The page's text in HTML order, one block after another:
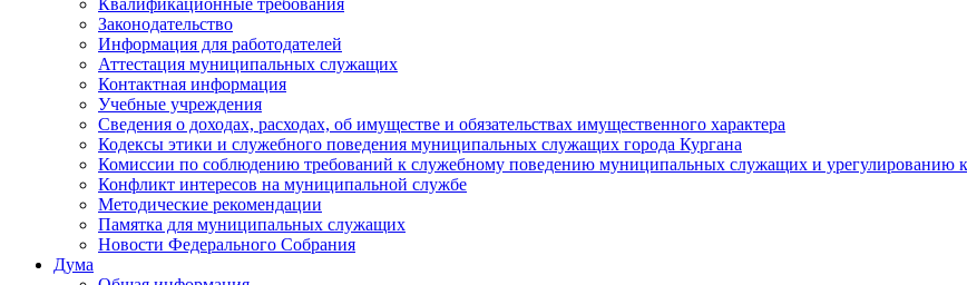
Квалификационные требования
Законодательство
Информация для работодателей
Аттестация муниципальных служащих
Контактная информация
Учебные учреждения
Сведения о доходах, расходах, об имуществе и обязательствах имущественного характера
Кодексы этики и служебного поведения муниципальных служащих города Кургана
Комиссии по соблюдению требований к служебному поведению муниципальных служащих и урегулированию
Конфликт интересов на муниципальной службе
Методические рекомендации
Памятка для муниципальных служащих
Новости Федерального Cобрания
Дума